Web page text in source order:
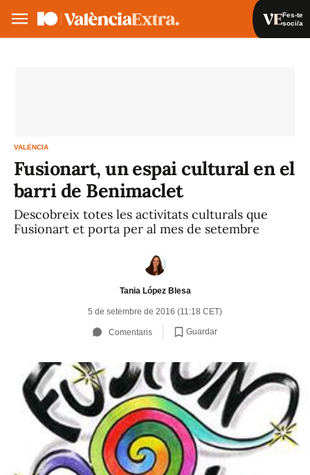
Fes-te
soci/a
VALÈNCIA
Fusionart, un espai cultural en el
barri de Benimaclet
Descobreix totes les activitats culturals que
Fusionart et porta per al mes de setembre
Tania López Blesa
5 de setembre de 2016 (11:18 CET)
Comentaris Guardar